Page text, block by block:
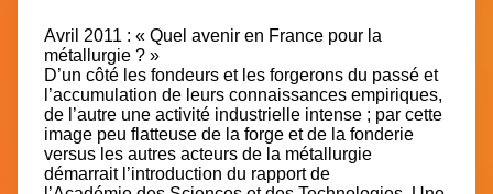
Avril 2011 : « Quel avenir en France pour la
métallurgie ? »
D’un côté les fondeurs et les forgerons du passé et
l’accumulation de leurs connaissances empiriques,
de l’autre une activité industrielle intense ; par cette
image peu flatteuse de la forge et de la fonderie
versus les autres acteurs de la métallurgie
démarrait l’introduction du rapport de